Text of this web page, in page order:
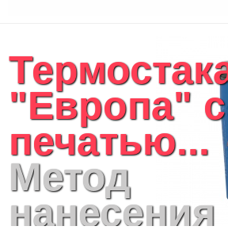
Текстиль для ванной комнаты
Кухонные приспособления
Кухонный текстиль
Ножи разделочные доски
Фоторамки и фотоальбомы
Уход за обувью
Игрушки
Шкатулки
Декоративные подушки
"Европа"
печатью...
Метод
нанесения